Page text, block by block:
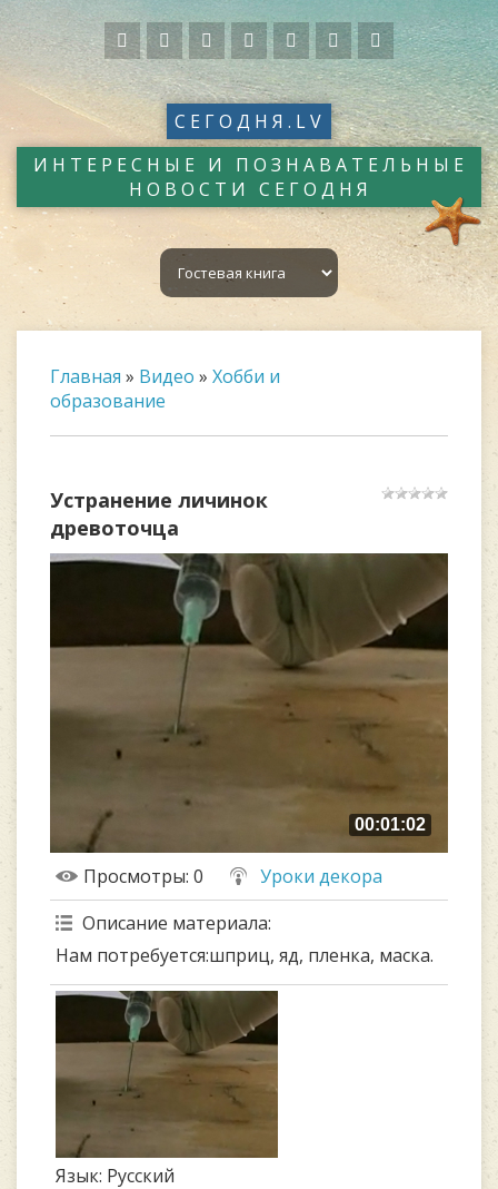
СЕГОДНЯ.LV
ИНТЕРЕСНЫЕ И ПОЗНАВАТЕЛЬНЫЕ
НОВОСТИ СЕГОДНЯ
Главная » Видео » Хобби и
образование
Устранение личинок
древоточца
00:01:02
Просмотры: 0
Уроки декора
Описание материала:
Нам потребуется:шприц, яд, пленка, маска.
Язык: Русский